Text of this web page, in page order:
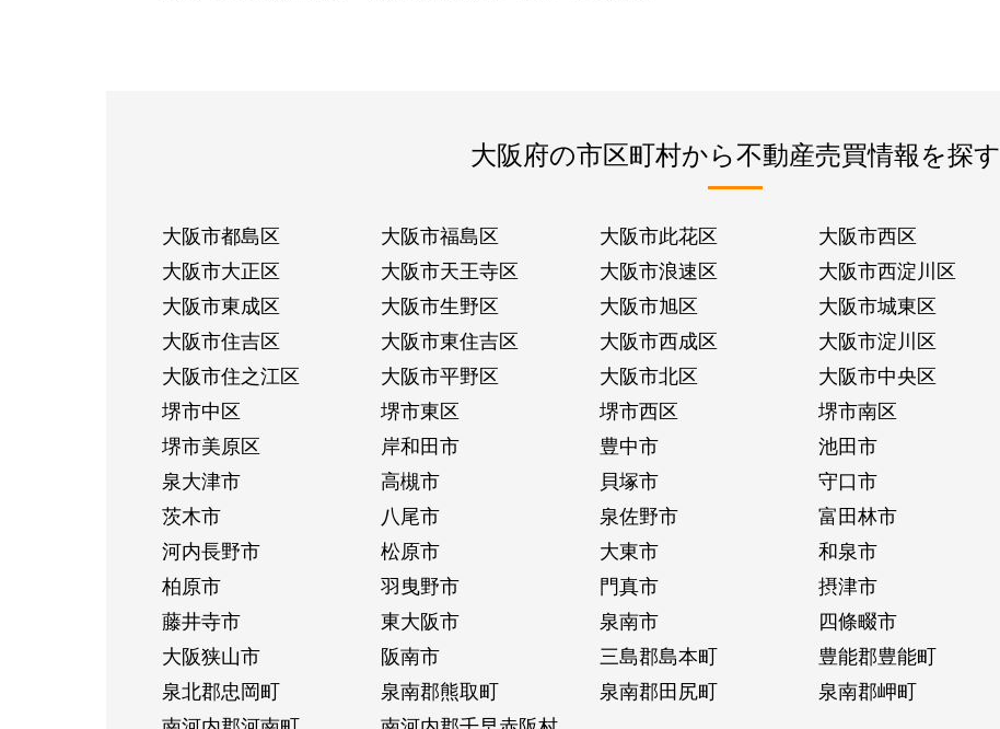
大阪府の市区町村から不動産売買情報を探す
大阪市都島区 大阪市福島区 大阪市此花区 大阪市西区
大阪市大正区
大阪市天王寺区 大阪市浪速区 大阪市西淀川区
大阪市東成区
大阪市生野区 大阪市旭区 大阪市城東区
大阪市住吉区
大阪市東住吉区 大阪市西成区 大阪市淀川区
大阪市住之江区
大阪市平野区 大阪市北区 大阪市中央区
堺市中区
堺市東区 堺市西区 堺市南区
堺市美原区
岸和田市 豊中市 池田市
泉大津市
高槻市 貝塚市 守口市
茨木市
八尾市 泉佐野市 富田林市
河内長野市
松原市 大東市 和泉市
柏原市
羽曳野市 門真市 摂津市
藤井寺市
東大阪市 泉南市 四條畷市
大阪狭山市
阪南市 三島郡島本町 豊能郡豊能町
泉北郡忠岡町
泉南郡熊取町 泉南郡田尻町 泉南郡岬町